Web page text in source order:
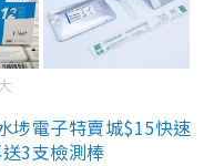
埗電子特賣城$15快速
3支檢測棒